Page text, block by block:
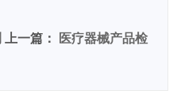
上一篇：
医疗器械产品检